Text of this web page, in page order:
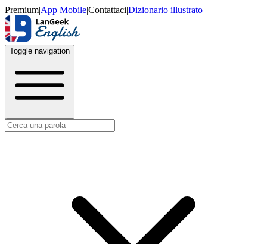
Premium|App Mobile|Contattaci|Dizionario illustrato
Toggle navigation